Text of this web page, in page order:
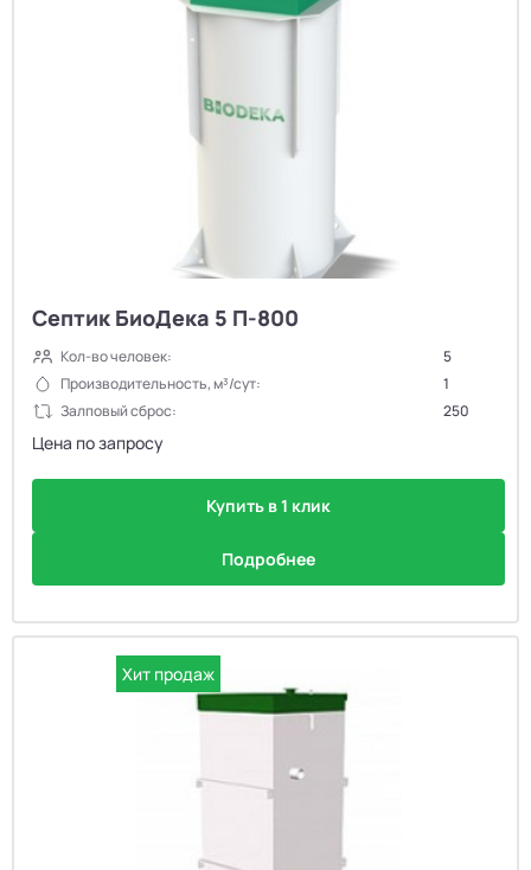
Септик БиоДека 5 П-800
Кол-во человек:
5
Производительность, м³/сут:
1
Залповый сброс:
250
Цена по запросу
Купить в 1 клик
Подробнее
Хит продаж